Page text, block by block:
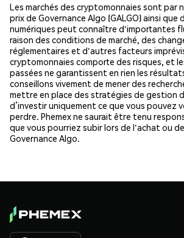
Les marchés des cryptomonnaies sont par
prix de Governance Algo (GALGO) ainsi
numériques peut connaître d'importantes
raison des conditions de marché, des
réglementaires et d'autres facteurs
cryptomonnaies comporte des risques, et
passées ne garantissent en rien les
conseillons vivement de mener des
mettre en place des stratégies de gestion
d’investir uniquement ce que vous pouvez
perdre. Phemex ne saurait être tenu
que vous pourriez subir lors de l'achat ou
Governance Algo.